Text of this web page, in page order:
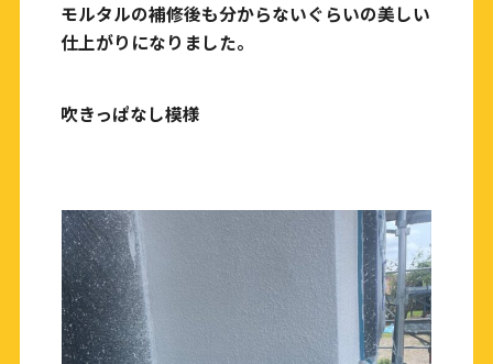
モルタルの補修後も分からないぐらいの美しい
仕上がりになりました。
吹きっぱなし模様